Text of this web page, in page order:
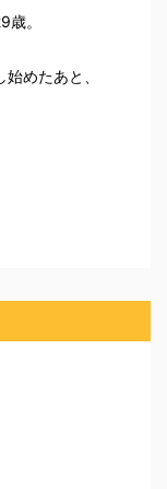
。
めたあと、